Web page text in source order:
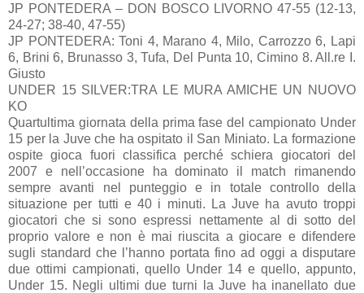
JP PONTEDERA – DON BOSCO LIVORNO 47-55 (12-13,
24-27; 38-40, 47-55)
JP PONTEDERA: Toni 4, Marano 4, Milo, Carrozzo 6, Lapi
6, Brini 6, Brunasso 3, Tufa, Del Punta 10, Cimino 8. All.re I.
Giusto
UNDER 15 SILVER:TRA LE MURA AMICHE UN NUOVO
KO
Quartultima giornata della prima fase del campionato Under
15 per la Juve che ha ospitato il San Miniato. La formazione
ospite gioca fuori classifica perché schiera giocatori del
2007 e nell’occasione ha dominato il match rimanendo
sempre avanti nel punteggio e in totale controllo della
situazione per tutti e 40 i minuti. La Juve ha avuto troppi
giocatori che si sono espressi nettamente al di sotto del
proprio valore e non è mai riuscita a giocare e difendere
sugli standard che l’hanno portata fino ad oggi a disputare
due ottimi campionati, quello Under 14 e quello, appunto,
Under 15. Negli ultimi due turni la Juve ha inanellato due